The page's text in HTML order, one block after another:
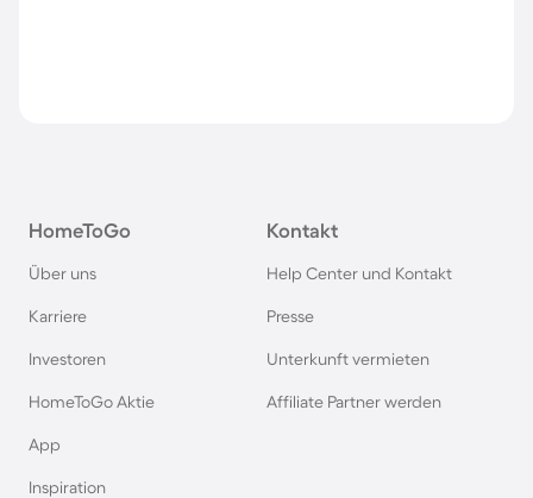
HomeToGo
Über uns
Karriere
Investoren
HomeToGo Aktie
App
Inspiration
Kontakt
Help Center und Kontakt
Presse
Unterkunft vermieten
Affiliate Partner werden